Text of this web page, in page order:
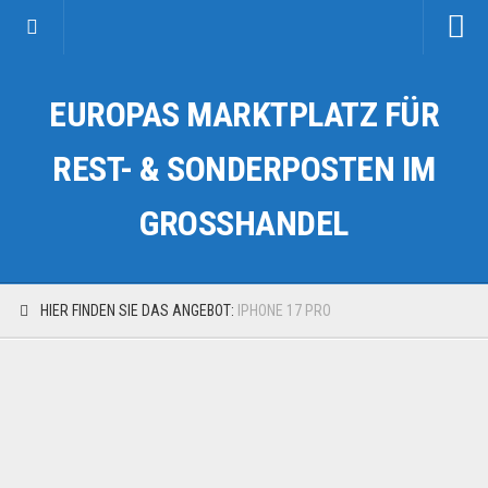
Kategorien
Auto & Motorrad
Fahrzeuge & Transport
EUROPAS MARKTPLATZ FÜR
REST- & SONDERPOSTEN IM
GROSSHANDEL
HIER FINDEN SIE DAS ANGEBOT: IPHONE 17 PRO